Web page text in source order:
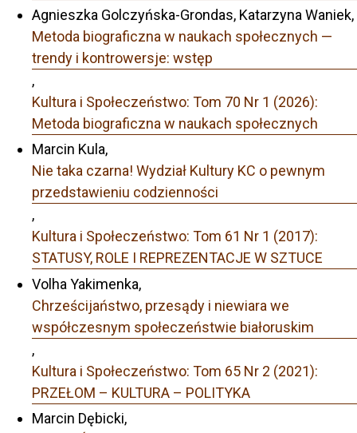
Agnieszka Golczyńska-Grondas, Katarzyna Waniek,
Metoda biograficzna w naukach społecznych —
trendy i kontrowersje: wstęp
,
Kultura i Społeczeństwo: Tom 70 Nr 1 (2026):
Metoda biograficzna w naukach społecznych
Marcin Kula,
Nie taka czarna! Wydział Kultury KC o pewnym
przedstawieniu codzienności
,
Kultura i Społeczeństwo: Tom 61 Nr 1 (2017):
STATUSY, ROLE I REPREZENTACJE W SZTUCE
Volha Yakimenka,
Chrześcijaństwo, przesądy i niewiara we
współczesnym społeczeństwie białoruskim
,
Kultura i Społeczeństwo: Tom 65 Nr 2 (2021):
PRZEŁOM – KULTURA – POLITYKA
Marcin Dębicki,